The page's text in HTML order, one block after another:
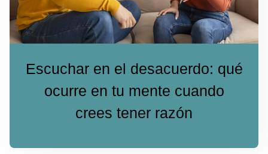
Escuchar en el desacuerdo: qué
ocurre en tu mente cuando
crees tener razón